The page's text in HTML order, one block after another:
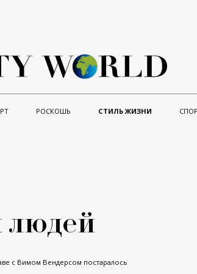
РОСКОШЬ СТИЛЬ ЖИЗНИ
людей
с Вимом Вендерсом постаралось